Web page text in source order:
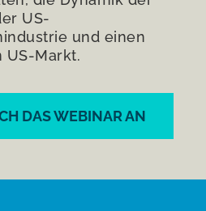
US-
und einen
US-Markt.
DAS WEBINAR AN